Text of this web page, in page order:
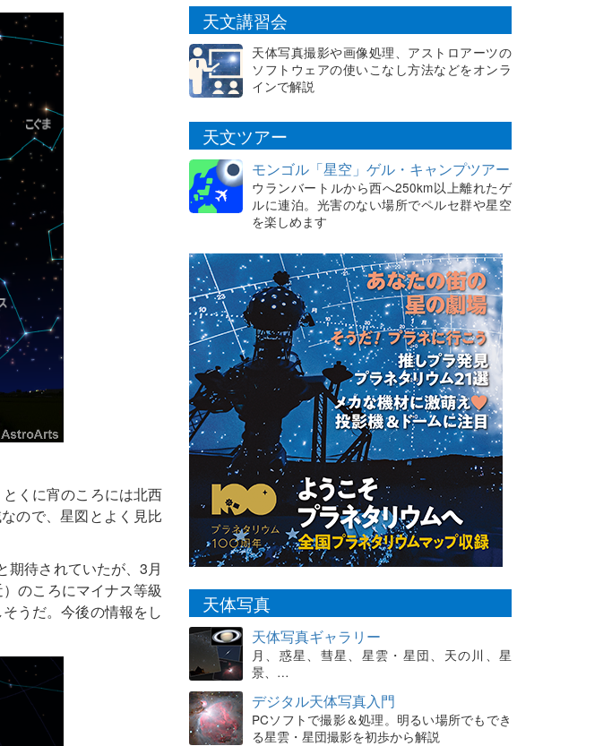
くに宵のころには北西
ので、星図とよく見比
期待されていたが、3月
のころにマイナス等級
うだ。今後の情報をし
天文講習会
天体写真撮影や画像処理、アストロアーツの
ソフトウェアの使いこなし方法などをオンラ
インで解説
天文ツアー
モンゴル「星空」ゲル・キャンプツアー
ウランバートルから西へ250km以上離れたゲ
ルに連泊。光害のない場所でペルセ群や星空
を楽しめます
天体写真
天体写真ギャラリー
月、惑星、彗星、星雲・星団、天の川、星
景、…
デジタル天体写真入門
PCソフトで撮影＆処理。明るい場所でもでき
る星雲・星団撮影を初歩から解説